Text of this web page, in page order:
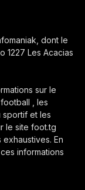
dont le
1227 Les Acacias
sur le
, les
sportif et les
le site foot.tg
En
informations